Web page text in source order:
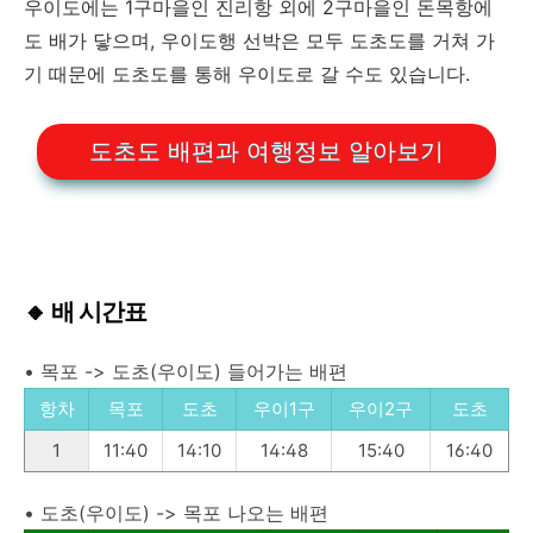
우이도에는 1구마을인 진리항 외에 2구마을인 돈목항에
도 배가 닿으며, 우이도행 선박은 모두 도초도를 거쳐 가
기 때문에 도초도를 통해 우이도로 갈 수도 있습니다.
도초도 배편과 여행정보 알아보기
🔸 배 시간표
• 목포 -> 도초(우이도) 들어가는 배편
항차 목포 도초 우이1구 우이2구
도초
1
11:40 14:10 14:48 15:40 16:40
• 도초(우이도) -> 목포 나오는 배편